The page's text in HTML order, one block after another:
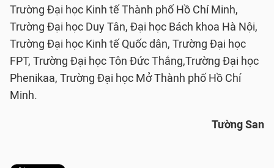
Trường Đại học Kinh tế Thành phố Hồ Chí Minh,
Trường Đại học Duy Tân, Đại học Bách khoa Hà Nội,
Trường Đại học Kinh tế Quốc dân, Trường Đại học
FPT, Trường Đại học Tôn Đức Thắng,Trường Đại học
Phenikaa, Trường Đại học Mở Thành phố Hồ Chí
Minh.
Tường San